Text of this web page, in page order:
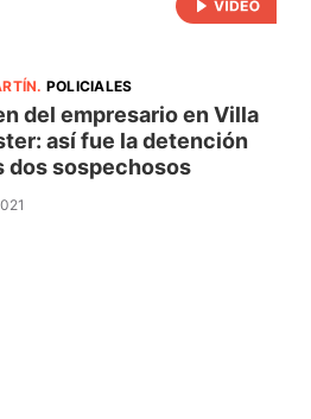
. POLICIALES
del empresario en Villa
así fue la detención
dos sospechosos